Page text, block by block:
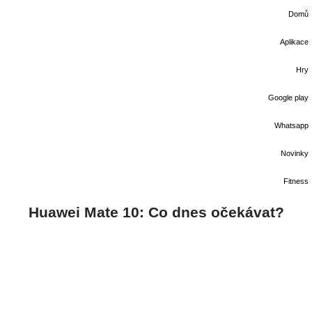
Domů
Aplikace
Hry
Google play
Whatsapp
Novinky
Fitness
Huawei Mate 10: Co dnes očekávat?